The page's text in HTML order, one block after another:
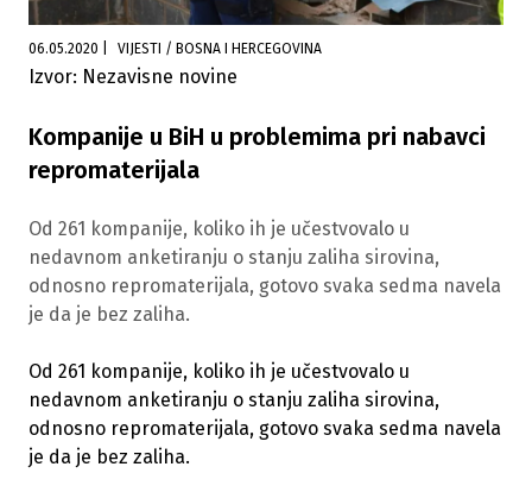
06.05.2020 VIJESTI / BOSNA I HERCEGOVINA
Izvor: Nezavisne novine
Kompanije u BiH u problemima pri nabavci
repromaterijala
Od 261 kompanije, koliko ih je učestvovalo u
nedavnom anketiranju o stanju zaliha sirovina,
odnosno repromaterijala, gotovo svaka sedma navela
je da je bez zaliha.
Od 261 kompanije, koliko ih je učestvovalo u
nedavnom anketiranju o stanju zaliha sirovina,
odnosno repromaterijala, gotovo svaka sedma navela
je da je bez zaliha.